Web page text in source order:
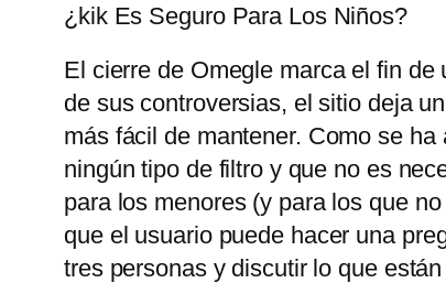
¿kik Es Seguro Para Los Niños?
El cierre de Omegle marca el fin
de sus controversias, el sitio deja
más fácil de mantener. Como se
ningún tipo de filtro y que no es
para los menores (y para los que
que el usuario puede hacer una
tres personas y discutir lo que